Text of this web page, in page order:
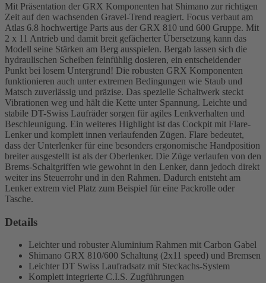
Mit Präsentation der GRX Komponenten hat Shimano zur richtigen
Zeit auf den wachsenden Gravel-Trend reagiert. Focus verbaut am
Atlas 6.8 hochwertige Parts aus der GRX 810 und 600 Gruppe. Mit
2 x 11 Antrieb und damit breit gefächerter Übersetzung kann das
Modell seine Stärken am Berg ausspielen. Bergab lassen sich die
hydraulischen Scheiben feinfühlig dosieren, ein entscheidender
Punkt bei losem Untergrund! Die robusten GRX Komponenten
funktionieren auch unter extremen Bedingungen wie Staub und
Matsch zuverlässig und präzise. Das spezielle Schaltwerk steckt
Vibrationen weg und hält die Kette unter Spannung. Leichte und
stabile DT-Swiss Laufräder sorgen für agiles Lenkverhalten und
Beschleunigung. Ein weiteres Highlight ist das Cockpit mit Flare-
Lenker und komplett innen verlaufenden Zügen. Flare bedeutet,
dass der Unterlenker für eine besonders ergonomische Handposition
breiter ausgestellt ist als der Oberlenker. Die Züge verlaufen von den
Brems-Schaltgriffen wie gewohnt in den Lenker, dann jedoch direkt
weiter ins Steuerrohr und in den Rahmen. Dadurch entsteht am
Lenker extrem viel Platz zum Beispiel für eine Packrolle oder
Tasche.
Details
Leichter und robuster Aluminium Rahmen mit Carbon Gabel
Shimano GRX 810/600 Schaltung (2x11 speed) und Bremsen
Leichter DT Swiss Laufradsatz mit Steckachs-System
Komplett integrierte C.I.S. Zugführungen